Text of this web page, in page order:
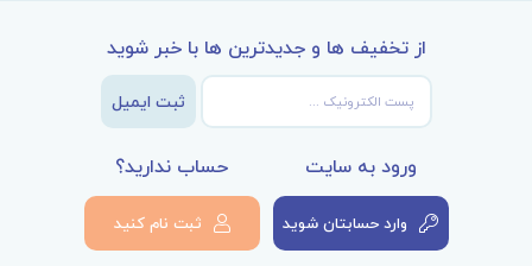
از تخفیف ها و جدیدترین ها با خبر شوید
ثبت ایمیل
ورود به سایت
وارد حسابتان شوید
حساب ندارید؟
ثبت نام کنید